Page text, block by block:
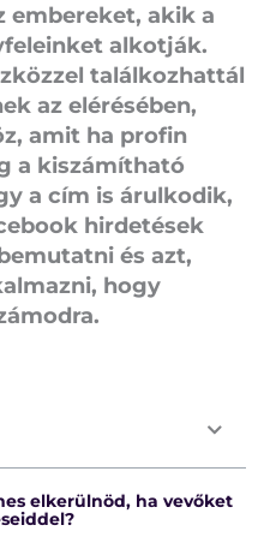
embereket, akik a
alkotják.
találkozhattál
az elérésében,
amit ha profin
a kiszámítható
a cím is árulkodik,
hirdetések
és azt,
hogy
elkerülnöd, ha vevőket